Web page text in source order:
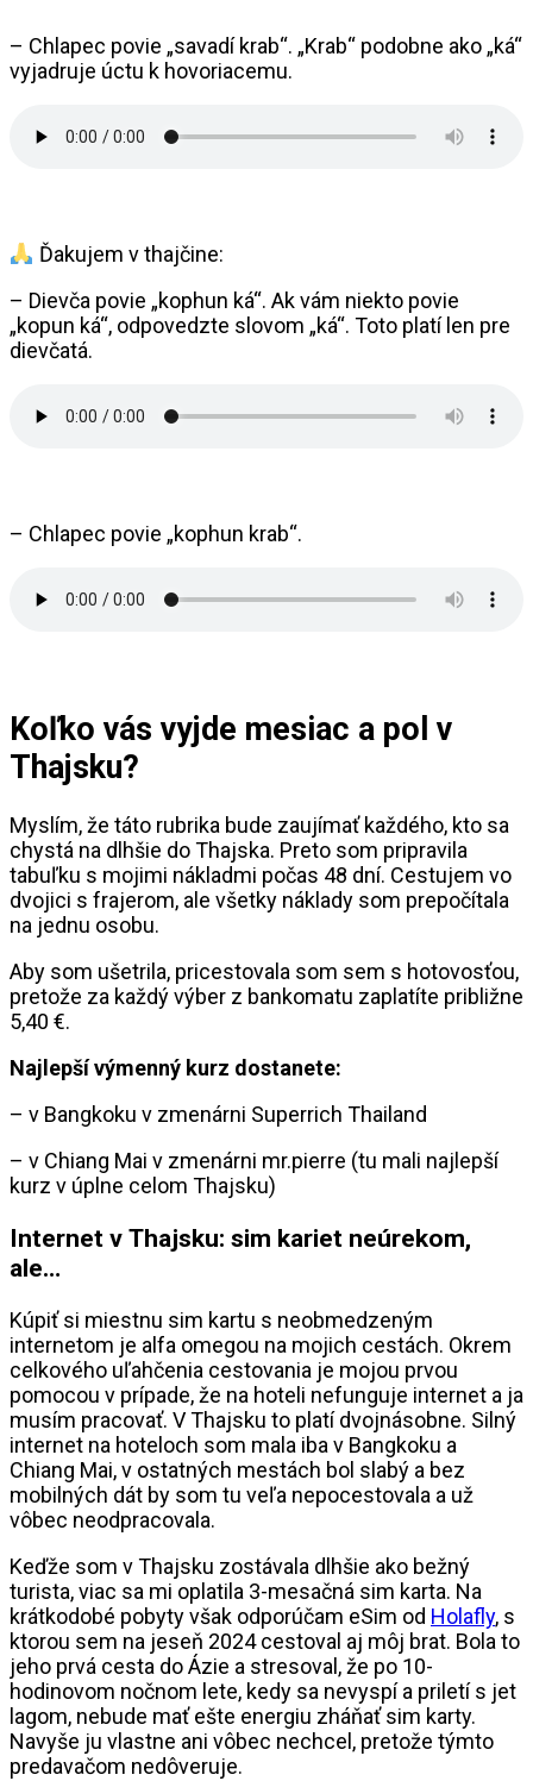
– Chlapec povie „savadí krab“. „Krab“ podobne ako „ká“
vyjadruje úctu k hovoriacemu.
Ďakujem v thajčine:
– Dievča povie „kophun ká“. Ak vám niekto povie
„kopun ká“, odpovedzte slovom „ká“. Toto platí len pre
dievčatá.
– Chlapec povie „kophun krab“.
Koľko vás vyjde mesiac a pol v
Thajsku?
Myslím, že táto rubrika bude zaujímať každého, kto sa
chystá na dlhšie do Thajska. Preto som pripravila
tabuľku s mojimi nákladmi počas 48 dní. Cestujem vo
dvojici s frajerom, ale všetky náklady som prepočítala
na jednu osobu.
Aby som ušetrila, pricestovala som sem s hotovosťou,
pretože za každý výber z bankomatu zaplatíte približne
5,40 €.
Najlepší výmenný kurz dostanete:
– v Bangkoku v zmenárni Superrich Thailand
– v Chiang Mai v zmenárni mr.pierre (tu mali najlepší
kurz v úplne celom Thajsku)
Internet v Thajsku: sim kariet neúrekom,
ale…
Kúpiť si miestnu sim kartu s neobmedzeným
internetom je alfa omegou na mojich cestách. Okrem
celkového uľahčenia cestovania je mojou prvou
pomocou v prípade, že na hoteli nefunguje internet a ja
musím pracovať. V Thajsku to platí dvojnásobne. Silný
internet na hoteloch som mala iba v Bangkoku a
Chiang Mai, v ostatných mestách bol slabý a bez
mobilných dát by som tu veľa nepocestovala a už
vôbec neodpracovala.
Keďže som v Thajsku zostávala dlhšie ako bežný
turista, viac sa mi oplatila 3-mesačná sim karta. Na
krátkodobé pobyty však odporúčam eSim od Holafly, s
ktorou sem na jeseň 2024 cestoval aj môj brat. Bola to
jeho prvá cesta do Ázie a stresoval, že po 10-
hodinovom nočnom lete, kedy sa nevyspí a priletí s jet
lagom, nebude mať ešte energiu zháňať sim karty.
Navyše ju vlastne ani vôbec nechcel, pretože týmto
predavačom nedôveruje.